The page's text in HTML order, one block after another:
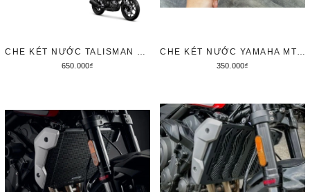
CHE KÉT NƯỚC TALISMAN CHO YAMAHA XSR155 / XS155R
650.000₫
CHE KÉT NƯỚC YAMAHA MT15 - TITAN
350.000₫